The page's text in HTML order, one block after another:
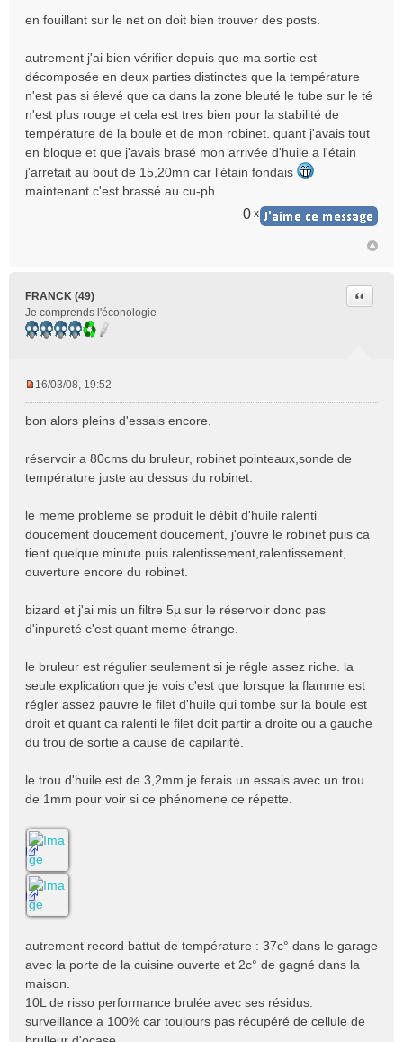
u
en fouillant sur le net on doit bien trouver des posts.
autrement j'ai bien vérifier depuis que ma sortie est
décomposée en deux parties distinctes que la température
n'est pas si élevé que ca dans la zone bleuté le tube sur le té
n'est plus rouge et cela est tres bien pour la stabilité de
température de la boule et de mon robinet. quant j'avais tout
en bloque et que j'avais brasé mon arrivée d'huile a l'étain
j'arretait au bout de 15,20mn car l'étain fondais
maintenant c'est brassé au cu-ph.
0 x
FRANCK (49)
Je comprends l'éconologie
Citer
s
a
g
n
l
u
16/03/08, 19:52
bon alors pleins d'essais encore.
réservoir a 80cms du bruleur, robinet pointeaux,sonde de
température juste au dessus du robinet.
le meme probleme se produit le débit d'huile ralenti
doucement doucement doucement, j'ouvre le robinet puis ca
tient quelque minute puis ralentissement,ralentissement,
ouverture encore du robinet.
bizard et j'ai mis un filtre 5µ sur le réservoir donc pas
d'inpureté c'est quant meme étrange.
le bruleur est régulier seulement si je régle assez riche. la
seule explication que je vois c'est que lorsque la flamme est
régler assez pauvre le filet d'huile qui tombe sur la boule est
droit et quant ca ralenti le filet doit partir a droite ou a gauche
du trou de sortie a cause de capilarité.
le trou d'huile est de 3,2mm je ferais un essais avec un trou
de 1mm pour voir si ce phénomene ce répette.
autrement record battut de température : 37c° dans le garage
avec la porte de la cuisine ouverte et 2c° de gagné dans la
maison.
10L de risso performance brulée avec ses résidus.
surveillance a 100% car toujours pas récupéré de cellule de